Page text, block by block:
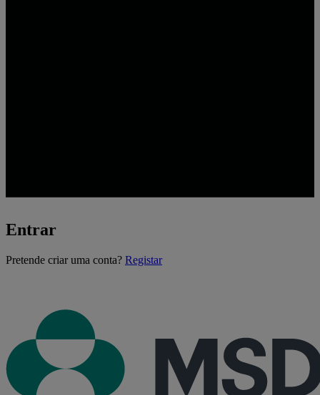
Entrar
A
Pretende criar uma conta? Registar